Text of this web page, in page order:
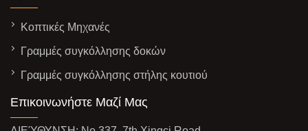
Κοπτικές Μηχανές
Γραμμές συγκόλλησης δοκών
Γραμμές συγκόλλησης στήλης κουτιού
Επικοινωνήστε Μαζί Μας